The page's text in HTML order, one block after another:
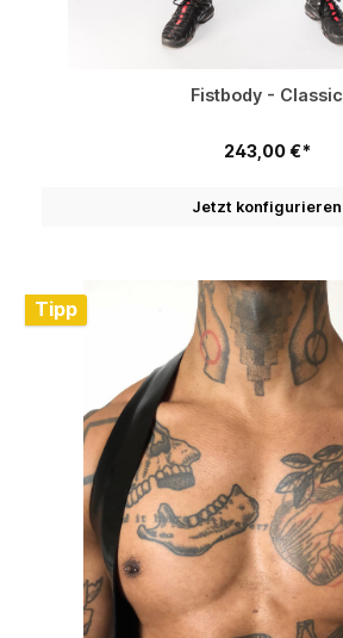
Fistbody - Classic
243,00 €*
Jetzt konfigurieren
Tipp